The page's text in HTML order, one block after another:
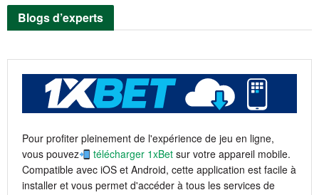
Blogs d’experts
Pour profiter pleinement de l'expérience de jeu en ligne,
vous pouvez
télécharger 1xBet sur votre appareil mobile.
Compatible avec iOS et Android, cette application est facile à
installer et vous permet d'accéder à tous les services de